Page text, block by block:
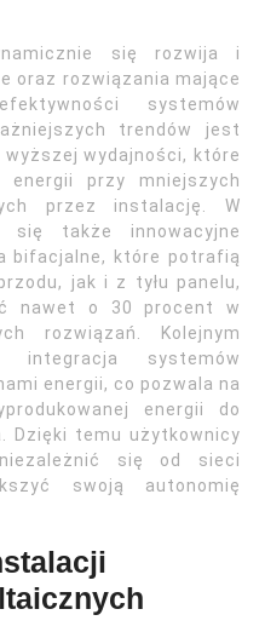
się rozwija i
oraz rozwiązania mające
systemów
trendów jest
wyższej wydajności, które
energii przy mniejszych
przez instalację. W
się także innowacyjne
bifacjalne, które potrafią
jak i z tyłu panelu,
nawet o 30 procent w
rozwiązań. Kolejnym
systemów
energii, co pozwala na
energii do
Dzięki temu użytkownicy
się od sieci
swoją autonomię